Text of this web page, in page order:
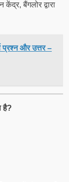
बैंगलोर द्वारा
और उत्तर –
है?